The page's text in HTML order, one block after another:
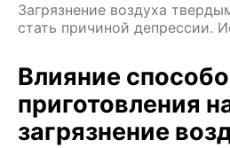
Загрязнение воздуха
стать причиной депрессии.
Влияние
приготовления
загрязнение